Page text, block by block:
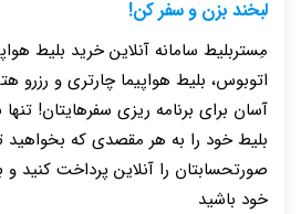
لبخند بزن و سفر کن!
مِستربلیط سامانه آنلاین خرید بلیط
اتوبوس، بلیط هواپیما چارتری و
آسان برای برنامه ریزی سفرهایتان!
بلیط خود را به هر مقصدی که بخواهید
صورتحسابتان را آنلاین پرداخت کنید
خود باشید